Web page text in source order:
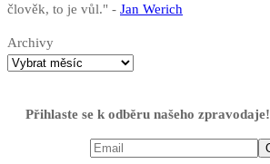
člověk, to je vůl." - Jan Werich
Archivy
Přihlaste se k odběru našeho zpravodaje!